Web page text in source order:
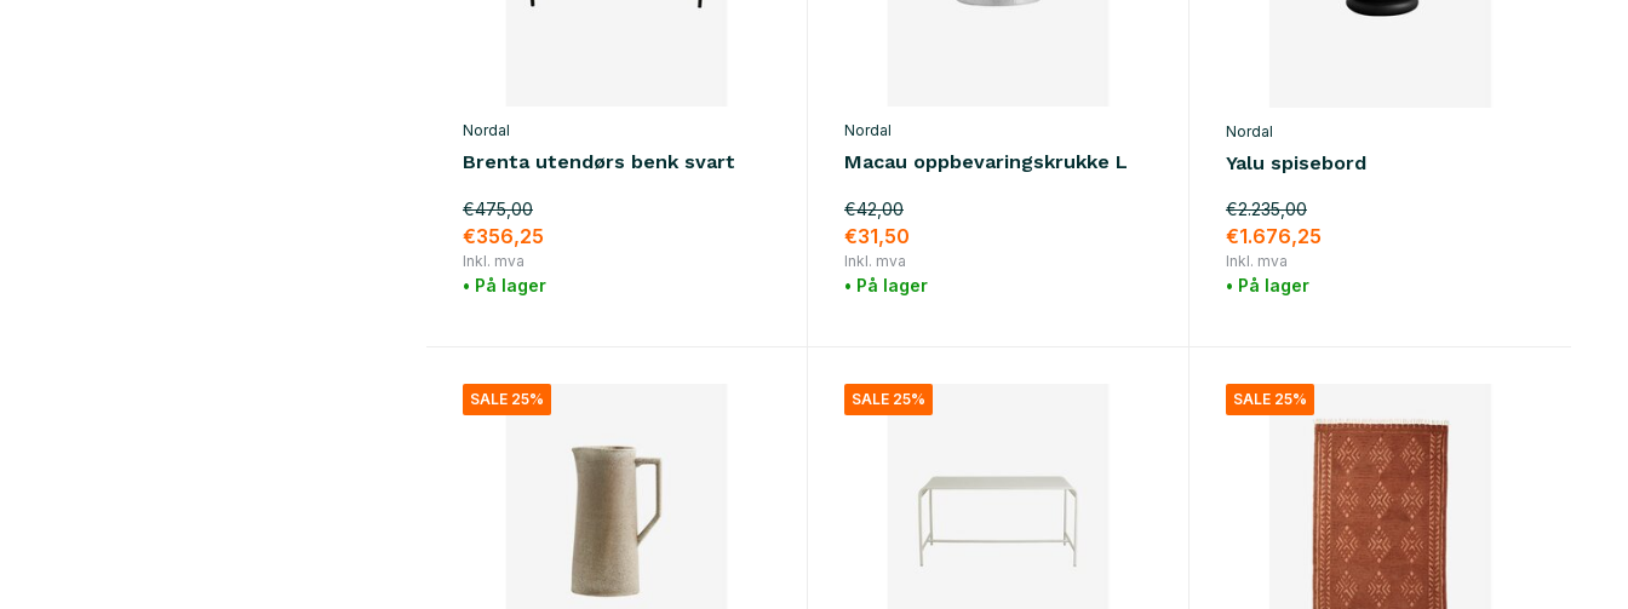
Nordal
Brenta utendørs benk svart
€475,00
€356,25
Inkl. mva
• På lager
Nordal
Macau oppbevaringskrukke L
€42,00
€31,50
Inkl. mva
• På lager
Nordal
Yalu spisebord
€2.235,00
€1.676,25
Inkl. mva
• På lager
SALE 25% SALE 25% SALE 25%